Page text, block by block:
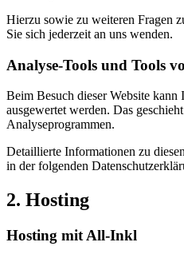
Hierzu sowie zu weiteren Fragen
Sie sich jederzeit an uns wenden.
Analyse-Tools und Tools
Beim Besuch dieser Website kann
ausgewertet werden. Das
Analyseprogrammen.
Detaillierte Informationen zu
in der folgenden
2. Hosting
Hosting mit All-Inkl